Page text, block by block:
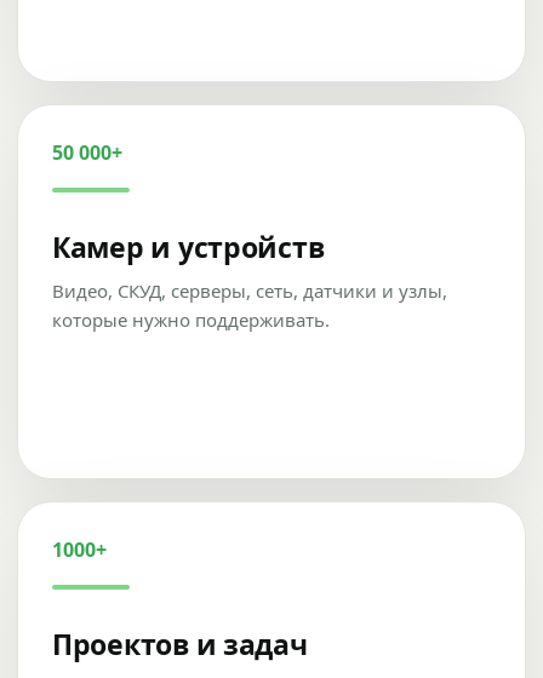
50 000+
Камер и устройств
Видео, СКУД, серверы, сеть, датчики и узлы,
которые нужно поддерживать.
1000+
Проектов и задач